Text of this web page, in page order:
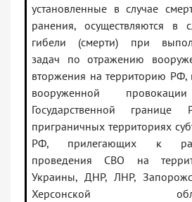
установленные в случае
ранения, осуществляются в
гибели (смерти) при
задач по отражению
вторжения на территорию РФ,
вооруженной
Государственной
приграничных территориях
РФ, прилегающих к
проведения СВО на
Украины, ДНР, ЛНР,
Херсонской